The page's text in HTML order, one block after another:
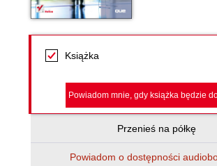
Książka
Powiadom mnie, gdy książka będzie
Przenieś na półkę
Powiadom o dostępności